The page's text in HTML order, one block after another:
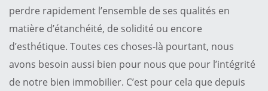
perdre rapidement l’ensemble de ses qualités en
matière d’étanchéité, de solidité ou encore
d’esthétique. Toutes ces choses-là pourtant, nous
avons besoin aussi bien pour nous que pour l’intégrité
de notre bien immobilier. C’est pour cela que depuis